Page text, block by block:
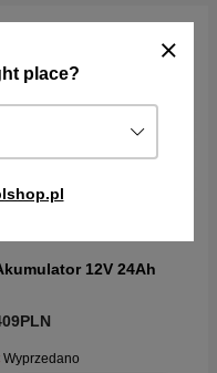
place?
12V 24Ah
Wyprzedano